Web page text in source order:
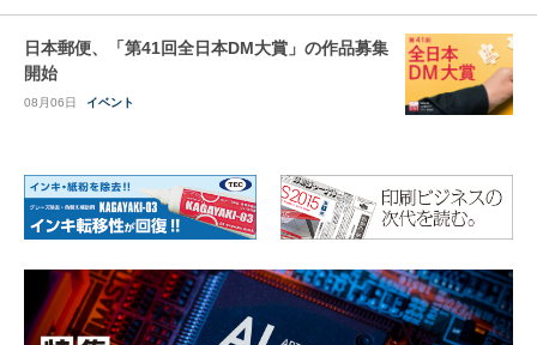
日本郵便、「第41回全日本DM大賞」の作品募集
開始
08月06日 イベント